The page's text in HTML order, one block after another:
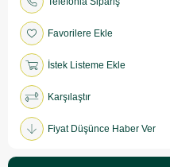
Favorilere Ekle
İstek Listeme Ekle
Karşılaştır
Fiyat Düşünce Haber Ver